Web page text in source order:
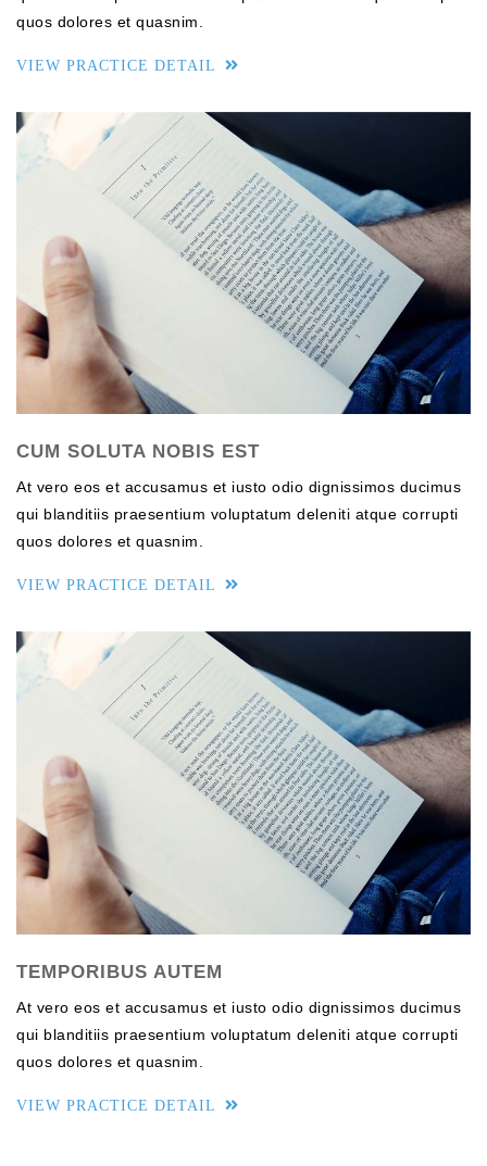
quos dolores et quasnim.
VIEW PRACTICE DETAIL
CUM SOLUTA NOBIS EST
At vero eos et accusamus et iusto odio dignissimos ducimus
qui blanditiis praesentium voluptatum deleniti atque corrupti
quos dolores et quasnim.
VIEW PRACTICE DETAIL
TEMPORIBUS AUTEM
At vero eos et accusamus et iusto odio dignissimos ducimus
qui blanditiis praesentium voluptatum deleniti atque corrupti
quos dolores et quasnim.
VIEW PRACTICE DETAIL